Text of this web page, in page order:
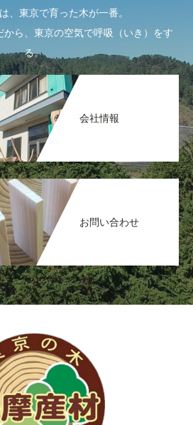
、東京で育った木が一番。
ら、東京の空気で呼吸（いき）をす
る。
会社情報
お問い合わせ